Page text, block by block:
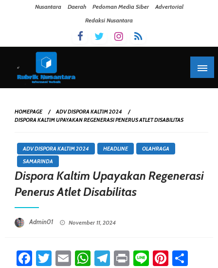
Nusantara Daerah Pedoman Media Siber
Advertorial
Redaksi Nusantara
HOMEPAGE
ADV DISPORA KALTIM 2024
DISPORA KALTIM UPAYAKAN REGENERASI PENERUS ATLET DISABILITAS
ADV DISPORA KALTIM 2024 HEADLINE
OLAHRAGA
SAMARINDA
Dispora Kaltim Upayakan Regenerasi
Penerus Atlet Disabilitas
Admin01 November 11, 2024
Facebook
Twitter
EmailWhatsApp
Telegram
PrintLine